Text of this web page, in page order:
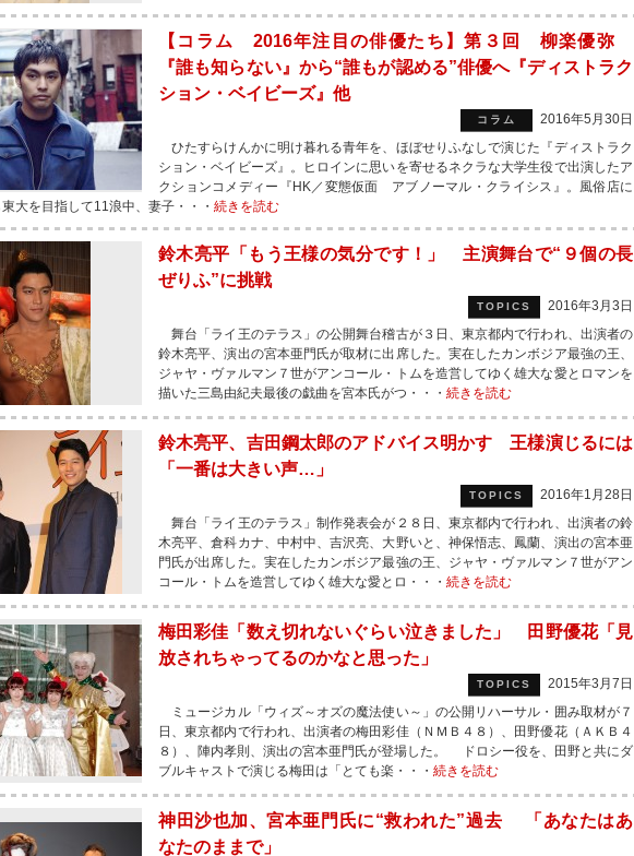
【コラム 2016年注目の俳優たち】第３回 柳楽優弥
『誰も知らない』から“誰もが認める”俳優へ『ディストラク
ション・ベイビーズ』他
コラム
2016年5月30日
ひたすらけんかに明け暮れる青年を、ほぼせりふなしで演じた『ディストラク
ション・ベイビーズ』。ヒロインに思いを寄せるネクラな大学生役で出演したア
クションコメディー『HK／変態仮面 アブノーマル・クライシス』。風俗店に
大を目指して11浪中、妻子・・・ 続きを読む
鈴木亮平「もう王様の気分です！」 主演舞台で“９個の長
ぜりふ”に挑戦
TOPICS
2016年3月3日
舞台「ライ王のテラス」の公開舞台稽古が３日、東京都内で行われ、出演者の
鈴木亮平、演出の宮本亜門氏が取材に出席した。実在したカンボジア最強の王、
ジャヤ・ヴァルマン７世がアンコール・トムを造営してゆく雄大な愛とロマンを
描いた三島由紀夫最後の戯曲を宮本氏がつ・・・ 続きを読む
鈴木亮平、吉田鋼太郎のアドバイス明かす 王様演じるには
「一番は大きい声…」
TOPICS
2016年1月28日
舞台「ライ王のテラス」制作発表会が２８日、東京都内で行われ、出演者の鈴
木亮平、倉科カナ、中村中、吉沢亮、大野いと、神保悟志、鳳蘭、演出の宮本亜
門氏が出席した。実在したカンボジア最強の王、ジャヤ・ヴァルマン７世がアン
コール・トムを造営してゆく雄大な愛とロ・・・ 続きを読む
梅田彩佳「数え切れないぐらい泣きました」 田野優花「見
放されちゃってるのかなと思った」
TOPICS
2015年3月7日
ミュージカル「ウィズ～オズの魔法使い～」の公開リハーサル・囲み取材が７
日、東京都内で行われ、出演者の梅田彩佳（ＮＭＢ４８）、田野優花（ＡＫＢ４
８）、陣内孝則、演出の宮本亜門氏が登場した。 ドロシー役を、田野と共にダ
ブルキャストで演じる梅田は「とても楽・・・ 続きを読む
神田沙也加、宮本亜門氏に“救われた”過去 「あなたはあ
なたのままで」